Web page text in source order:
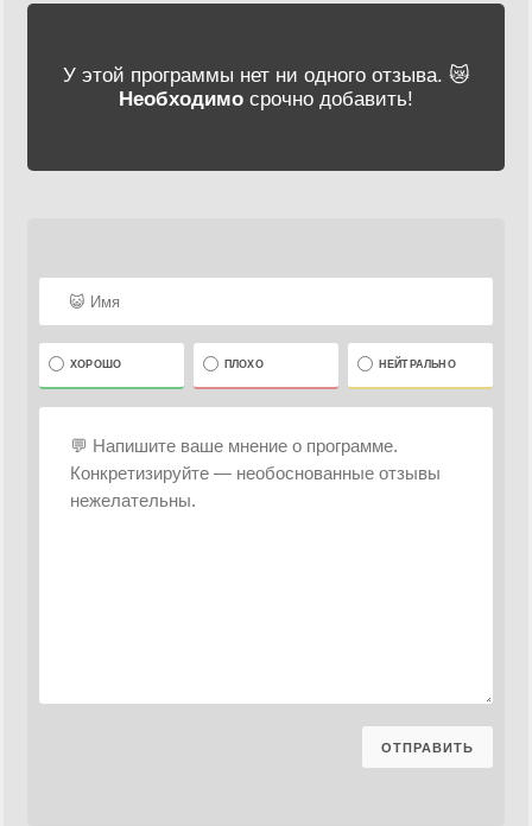
У этой программы нет ни одного отзыва. 😿
Необходимо срочно добавить!
ХОРОШО ПЛОХО НЕЙТРАЛЬНО